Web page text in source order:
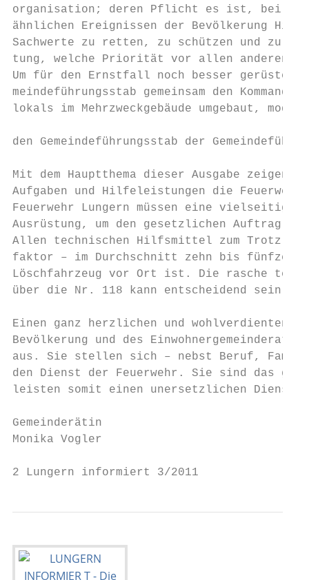
organisation; deren Pflicht es ist, bei
ähnlichen Ereignissen der Bevölkerung
Sachwerte zu retten, zu schützen und zu
tung, welche Priorität vor allen anderen
Um für den Ernstfall noch besser gerüstet
meindeführungsstab gemeinsam den
lokals im Mehrzweckgebäude umgebaut,
den Gemeindeführungsstab der
Mit dem Hauptthema dieser Ausgabe
Aufgaben und Hilfeleistungen die
Feuerwehr Lungern müssen eine
Ausrüstung, um den gesetzlichen
Allen technischen Hilfsmittel zum Trotz
faktor – im Durchschnitt zehn bis fünfzehn
Löschfahrzeug vor Ort ist. Die rasche
über die Nr. 118 kann
Einen ganz herzlichen und wohlverdienten
Bevölkerung und des
aus. Sie stellen sich – nebst Beruf,
den Dienst der Feuerwehr. Sie sind das
leisten somit einen unersetzlichen
Gemeinderätin
Monika Vogler
2 Lungern informiert 3/2011